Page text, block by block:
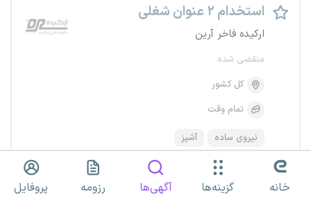
استخدام ۲ عنوان شغلی
ارکیده فاخر آرین
منقضی شده
کل کشور
تمام وقت
نیروی ساده آشپز
خانه گزینه‌ها آگهی‌ها رزومه پروفایل